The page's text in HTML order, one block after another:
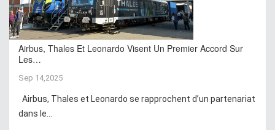
Airbus, Thales Et Leonardo Visent Un Premier Accord Sur
Les…
Sep 14,2025
Airbus, Thales et Leonardo se rapprochent d’un partenariat
dans le...